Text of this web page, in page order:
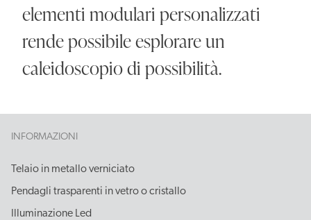
elementi modulari personalizzati
rende possibile esplorare un
caleidoscopio di possibilità.
INFORMAZIONI
Telaio in metallo verniciato
Pendagli trasparenti in vetro o cristallo
Illuminazione Led